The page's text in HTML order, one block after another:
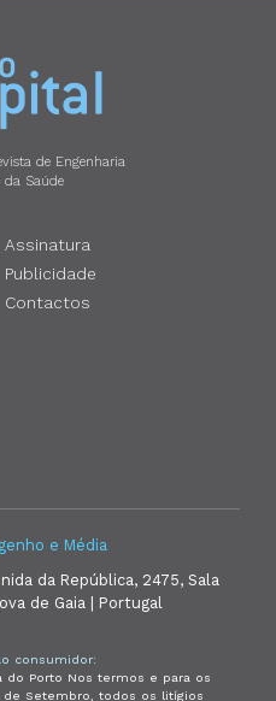
de Engenharia
da Saúde
Assinatura
Publicidade
Contactos
e Média
da República, 2475, Sala
de Gaia | Portugal
consumidor:
do Porto Nos termos e para os
de Setembro, todos os litígios